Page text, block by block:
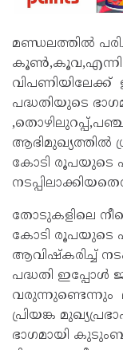
മണ്ഡലത്തിൽ
വിപണിയിലേക്ക്
പദ്ധതിയുടെ
ആഭിമുഖ്യത്തിൽ
കോടി രൂപയുടെ
തോടുകളിലെ
കോടി രൂപയുടെ
ആവിഷ്കരിച്ച്
പദ്ധതി ഇപ്പോൾ
വരുന്നുണ്ടെന്നും
പ്രിയങ്ക
ഭാഗമായി